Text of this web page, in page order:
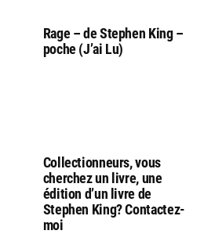
Rage – de Stephen King –
poche (J’ai Lu)
Collectionneurs, vous
cherchez un livre, une
édition d’un livre de
Stephen King? Contactez-
moi